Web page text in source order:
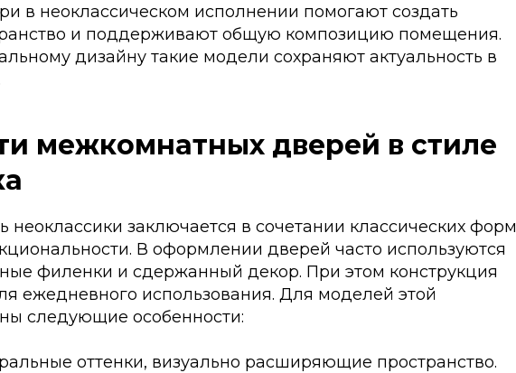
в неоклассическом исполнении помогают создать
и поддерживают общую композицию помещения.
дизайну такие модели сохраняют актуальность в
межкомнатных дверей в стиле
неоклассики заключается в сочетании классических форм
В оформлении дверей часто используются
филенки и сдержанный декор. При этом конструкция
ежедневного использования. Для моделей этой
следующие особенности:
оттенки, визуально расширяющие пространство.